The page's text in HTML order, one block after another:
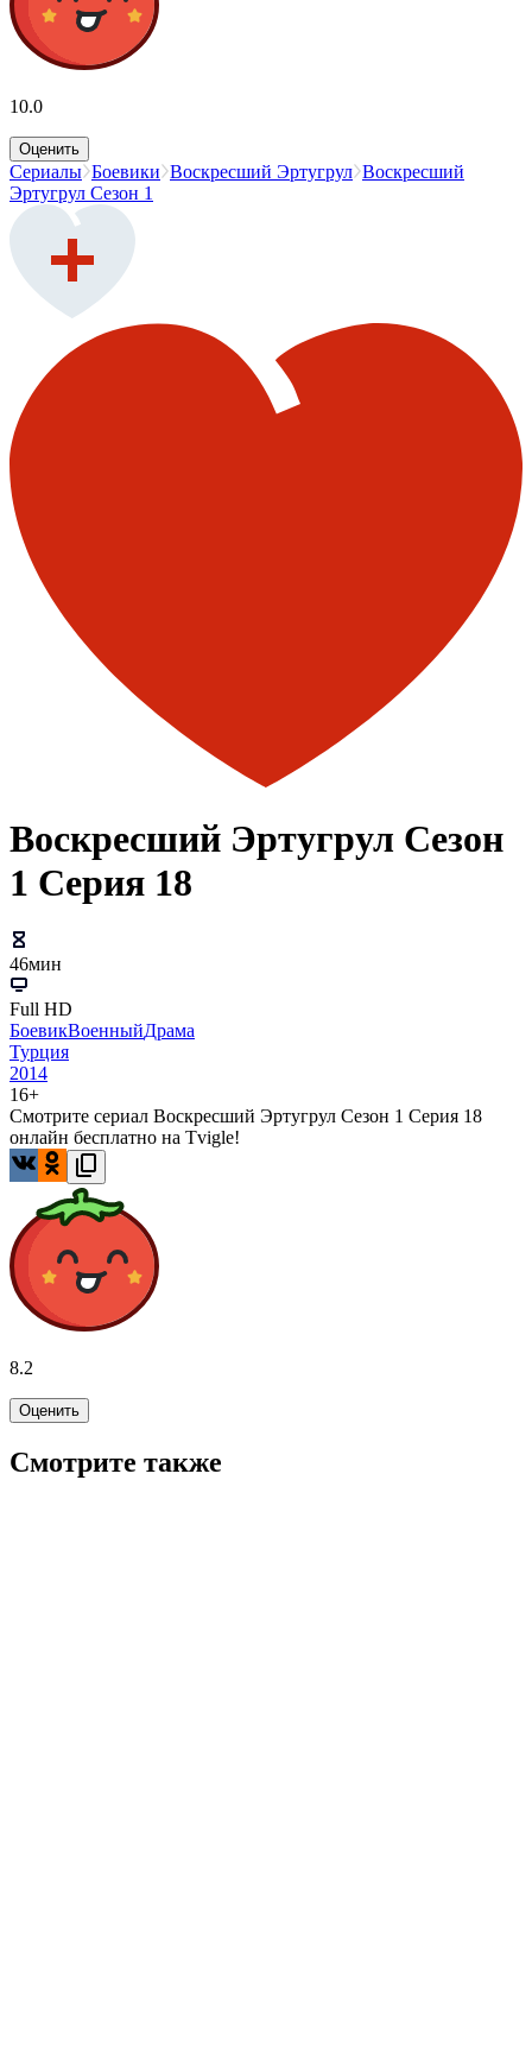
10.0
Оценить
Сериалы Боевики Воскресший Эртугрул Воскресший
Эртугрул Сезон 1
Воскресший Эртугрул Сезон
1 Серия 18
46мин
Full HD
БоевикВоенныйДрама
Турция
2014
16+
Смотрите сериал Воскресший Эртугрул Сезон 1 Серия 18
онлайн бесплатно на Tvigle!
8.2
Оценить
Смотрите также